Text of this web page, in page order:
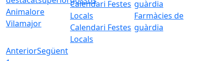
Animalore
Vilamajor
Calendari Festes
Locals
Farmàcies de
guàrdia
AnteriorSegüent